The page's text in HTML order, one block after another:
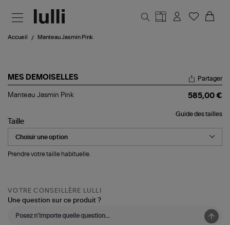
Accueil Manteau Jasmin Pink
MES DEMOISELLES
Manteau
Partager
Manteau Jasmin Pink 585,00 €
Guide des tailles
Taille
Prendre votre taille habituelle.
VOTRE CONSEILLÈRE LULLI
Une question sur ce produit ?